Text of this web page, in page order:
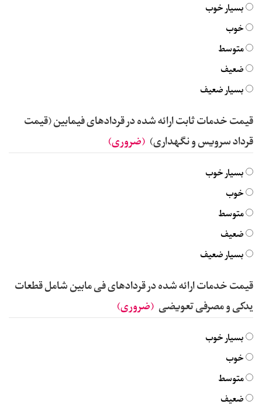
بسیار خوب
خوب
متوسط
ضعیف
بسیار ضعیف
قیمت خدمات ثابت ارائه شده در قردادهای فیمابین (قیمت
قرداد سرویس و نگهداری) (ضروری)
بسیار خوب
خوب
متوسط
ضعیف
بسیار ضعیف
قیمت خدمات ارائه شده در قردادهای فی مابین شامل قطعات
یدکی و مصرفی تعویضی (ضروری)
بسیار خوب
خوب
متوسط
ضعیف